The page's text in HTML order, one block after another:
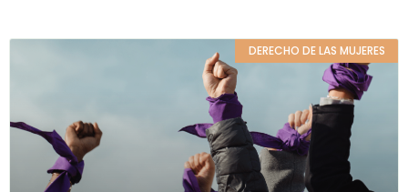
DERECHO DE LAS MUJERES